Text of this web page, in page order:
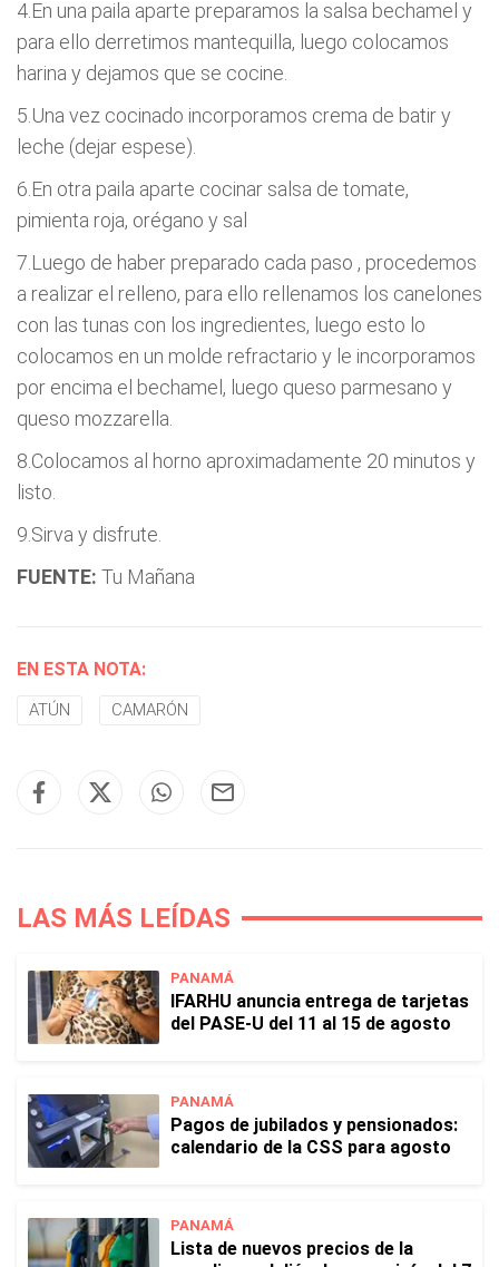
4.En una paila aparte preparamos la salsa bechamel y
para ello derretimos mantequilla, luego colocamos
harina y dejamos que se cocine.
5.Una vez cocinado incorporamos crema de batir y
leche (dejar espese).
6.En otra paila aparte cocinar salsa de tomate,
pimienta roja, orégano y sal
7.Luego de haber preparado cada paso , procedemos
a realizar el relleno, para ello rellenamos los canelones
con las tunas con los ingredientes, luego esto lo
colocamos en un molde refractario y le incorporamos
por encima el bechamel, luego queso parmesano y
queso mozzarella.
8.Colocamos al horno aproximadamente 20 minutos y
listo.
9.Sirva y disfrute.
FUENTE: Tu Mañana
EN ESTA NOTA:
ATÚN CAMARÓN
LAS MÁS LEÍDAS
PANAMÁ
IFARHU anuncia entrega de tarjetas
del PASE-U del 11 al 15 de agosto
PANAMÁ
Pagos de jubilados y pensionados:
calendario de la CSS para agosto
PANAMÁ
Lista de nuevos precios de la